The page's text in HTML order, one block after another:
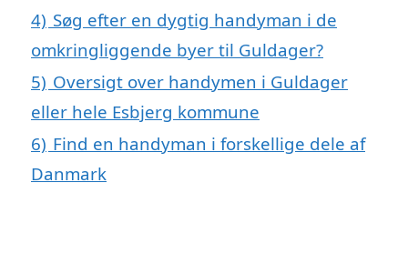
4) Søg efter en dygtig handyman i de
omkringliggende byer til Guldager?
5) Oversigt over handymen i Guldager
eller hele Esbjerg kommune
6) Find en handyman i forskellige dele af
Danmark